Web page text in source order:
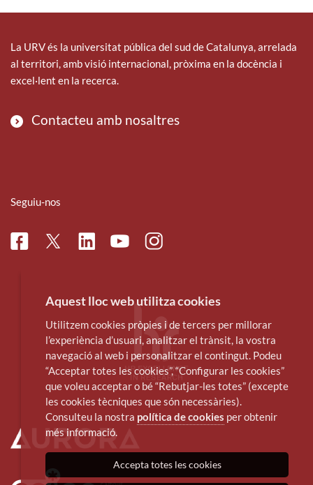
La URV és la universitat pública del sud de Catalunya, arrelada
al territori, amb visió internacional, pròxima en la docència i
excel·lent en la recerca.
Contacteu amb nosaltres
Seguiu-nos
FacebookTwitterLinkedinYoutubeInstagram
Aquest lloc web utilitza cookies
Utilitzem cookies pròpies i de tercers per millorar
l’experiència d’usuari, analitzar el trànsit, la vostra
navegació al web i personalitzar el contingut. Podeu
“Acceptar totes les cookies”, “Configurar les cookies”
que voleu acceptar o bé “Rebutjar-les totes” (excepte
les cookies tècniques que són necessàries).
Consulteu la nostra política de cookies per obtenir
més informació.
Accepta totes les cookies